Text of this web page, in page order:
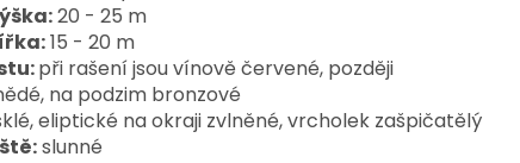
20 - 25 m
15 - 20 m
při rašení jsou vínově červené, později
na podzim bronzové
eliptické na okraji zvlněné, vrcholek zašpičatělý
slunné